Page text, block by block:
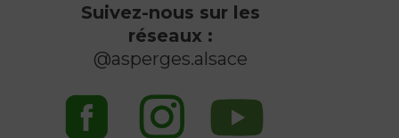
Suivez-nous sur les
réseaux :
@asperges.alsace